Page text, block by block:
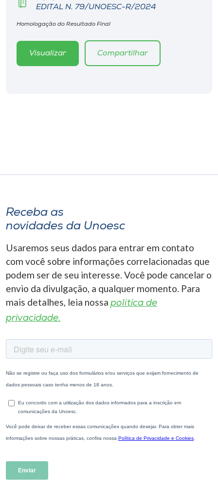
EDITAL N. 79/UNOESC-R/2024
Homologação do Resultado Final
Visualizar Compartilhar
Receba as
novidades da Unoesc
Usaremos seus dados para entrar em contato
com você sobre informações correlacionadas que
podem ser de seu interesse. Você pode cancelar o
envio da divulgação, a qualquer momento. Para
mais detalhes, leia nossa política de
privacidade.